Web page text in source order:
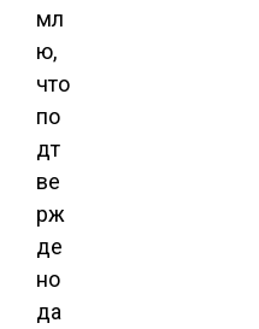
мл
ю,
что
по
дт
ве
рж
де
но
да